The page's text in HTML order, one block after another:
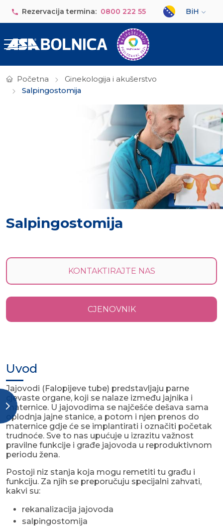
Rezervacija termina: 0800 222 55
Select your
BiH
Početna
Ginekologija i akušerstvo
Salpingostomija
Salpingostomija
KONTAKTIRAJTE NAS
CJENOVNIK
Uvod
Jajovodi (Falopijeve tube) predstavljaju parne
cjevaste organe, koji se nalaze između jajnika i
maternice. U jajovodima se najčešće dešava sama
oplodnja jajne stanice, a potom i njen prenos do
maternice gdje će se implantirati i označiti početak
trudnoće. Sve to nas upućuje u izrazitu važnost
pravilne funkcije i građe jajovoda u reproduktivnom
periodu žena.
Postoji niz stanja koja mogu remetiti tu građu i
funkciju. Za njih se preporučuju specijalni zahvati,
kakvi su:
rekanalizacija jajovoda
salpingostomija